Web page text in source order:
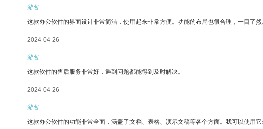
游客
这款办公软件的界面设计非常简洁，使用起来非常方便。功能的布局也很合理，一目了然
2024-04-26
游客
这款软件的售后服务非常好，遇到问题都能得到及时解决。
2024-04-26
游客
这款办公软件的功能非常全面，涵盖了文档、表格、演示文稿等各个方面。我可以使用